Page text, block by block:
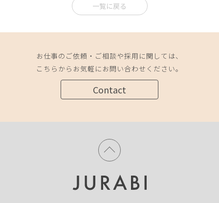
一覧に戻る
お仕事のご依頼・ご相談や採用に関しては、
こちらからお気軽にお問い合わせください。
Contact